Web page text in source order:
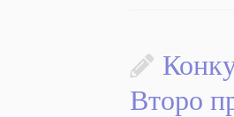
Второ